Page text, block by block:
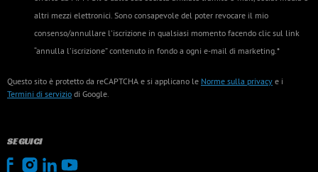
altri mezzi elettronici. Sono consapevole del poter revocare il mio
consenso/annullare l'iscrizione in qualsiasi momento facendo clic sul link
“annulla l'iscrizione” contenuto in fondo a ogni e-mail di marketing.*
Questo sito è protetto da reCAPTCHA e si applicano le Norme sulla privacy e i
Termini di servizio di Google.
SEGUICI